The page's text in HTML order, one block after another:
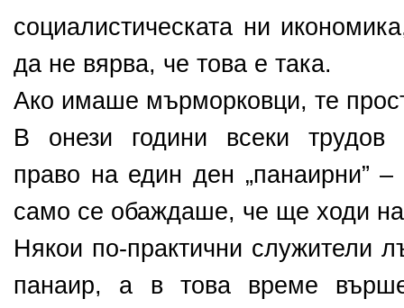
социалистическата ни
да не вярва, че това е така.
Ако имаше мърморковци, те
В онези години всеки трудов
право на един ден „панаирни”
само се обаждаше, че ще ходи
Някои по-практични служители
панаир, а в това време